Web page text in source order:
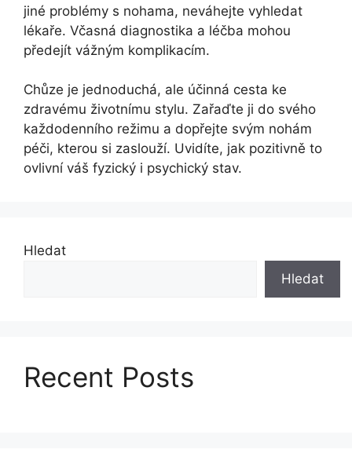
jiné problémy s nohama, neváhejte vyhledat
lékaře. Včasná diagnostika a léčba mohou
předejít vážným komplikacím.
Chůze je jednoduchá, ale účinná cesta ke
zdravému životnímu stylu. Zařaďte ji do svého
každodenního režimu a dopřejte svým nohám
péči, kterou si zaslouží. Uvidíte, jak pozitivně to
ovlivní váš fyzický i psychický stav.
Hledat
Hledat
Recent Posts